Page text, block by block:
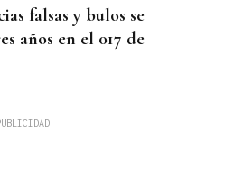
falsas y bulos se
años en el 017 de